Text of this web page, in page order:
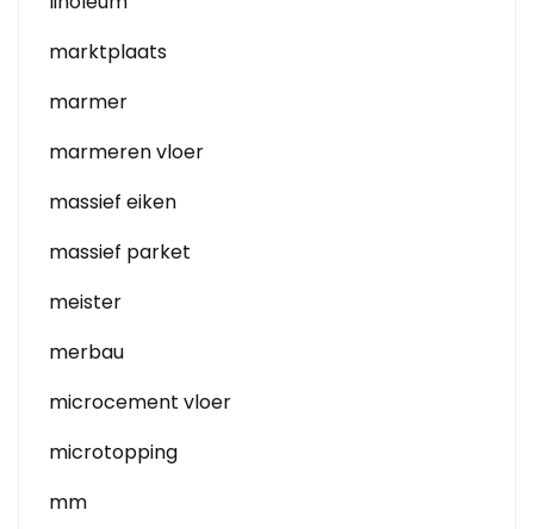
marktplaats
marmer
marmeren vloer
massief eiken
massief parket
meister
merbau
microcement vloer
microtopping
mm